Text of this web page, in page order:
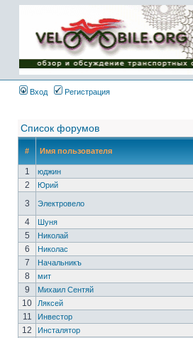
Имя пользователя:
Пароль:
{ LOG_ME_IN_SHORT
}
Вход Регистрация
Список форумов
# Имя пользователя
1 юджин
2
Юрий
3
Электровело
4
Шуня
5
Николай
6
Николас
7
Начальникъ
8
мит
9
Михаил Сентяй
10
Ляксей
11
Инвестор
12
Инсталятор